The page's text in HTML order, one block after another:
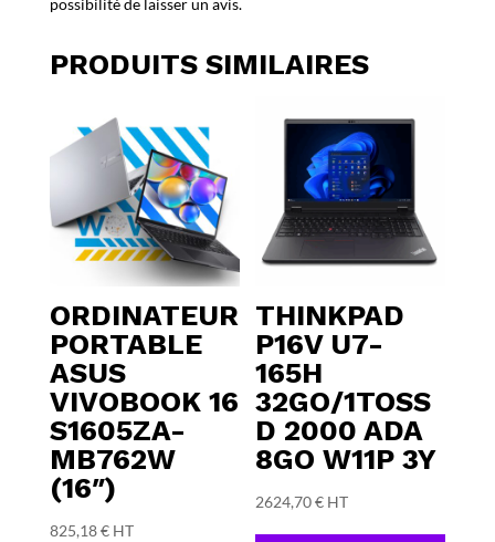
possibilité de laisser un avis.
PRODUITS SIMILAIRES
ORDINATEUR
PORTABLE
ASUS
VIVOBOOK 16
S1605ZA-
MB762W
(16″)
825,18€ HT
THINKPAD
P16V U7-
165H
32GO/1TOSS
D 2000 ADA
8GO W11P 3Y
2624,70€ HT